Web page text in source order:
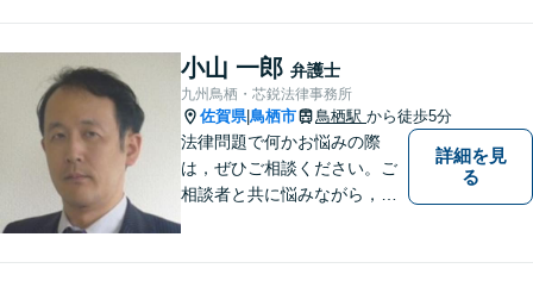
笑顔と元気を取り戻し、新た
な第一歩を踏み出せるよう、
最大限尽力します。
小山 一郎 弁護士
九州鳥栖・芯鋭法律事務所
佐賀県|鳥栖市 鳥栖駅 から徒歩5分
法律問題で何かお悩みの際
は，ぜひご相談ください。ご
相談者と共に悩みながら，い
詳細を見
る